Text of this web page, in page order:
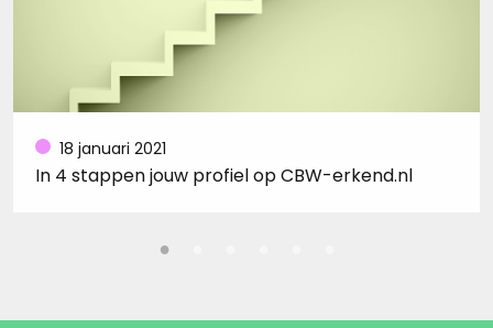
18 januari 2021
In 4 stappen jouw profiel op CBW-erkend.nl